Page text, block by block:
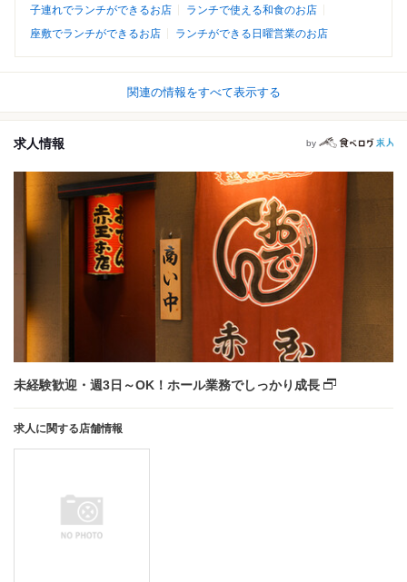
子連れでランチができるお店
ランチで使える和食のお店
座敷でランチができるお店
ランチができる日曜営業のお店
関連の情報をすべて表示する
求人情報 by
未経験歓迎・週3日～OK！ホール業務でしっかり成長
求人に関する店舗情報